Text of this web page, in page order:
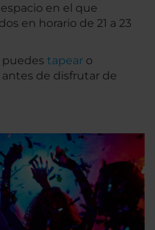
en el que
en horario de 21 a 23
puedes tapear o
antes de disfrutar de